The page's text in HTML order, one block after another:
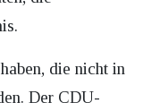
die nicht in
Der CDU-